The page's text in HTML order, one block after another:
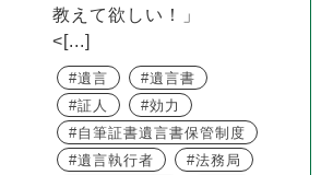
教えて欲しい！」
<[...]
遺言
遺言書
証人
効力
自筆証書遺言書保管制度
遺言執行者
法務局